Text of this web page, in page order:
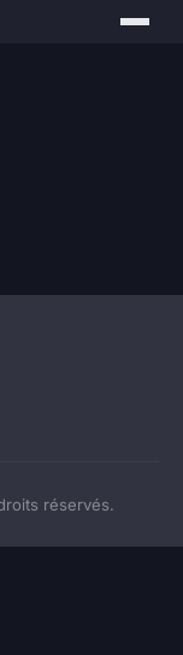
réservés.